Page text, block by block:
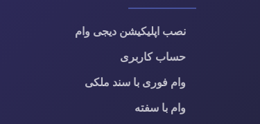
نصب اپلیکیشن دیجی وام
حساب کاربری
وام فوری با سند ملکی
وام با سفته